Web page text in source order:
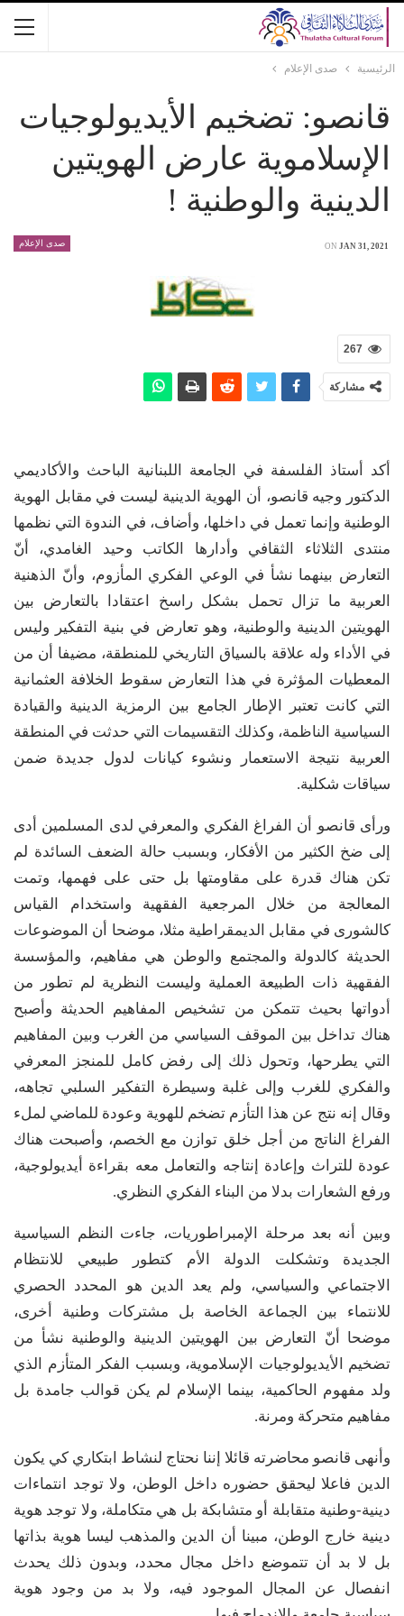
الرئيسية صدى الإعلام
قانصو: تضخيم الأيديولوجيات
الإسلاموية عارض الهويتين
الدينية والوطنية !
صدى الإعلام ON JAN 31, 2021
267
مشاركة
أكد أستاذ الفلسفة في الجامعة اللبنانية الباحث والأكاديمي
الدكتور وجيه قانصو، أن الهوية الدينية ليست في مقابل الهوية
الوطنية وإنما تعمل في داخلها، وأضاف، في الندوة التي نظمها
منتدى الثلاثاء الثقافي وأدارها الكاتب وحيد الغامدي، أنّ
التعارض بينهما نشأ في الوعي الفكري المأزوم، وأنّ الذهنية
العربية ما تزال تحمل بشكل راسخ اعتقادا بالتعارض بين
الهويتين الدينية والوطنية، وهو تعارض في بنية التفكير وليس
في الأداء وله علاقة بالسياق التاريخي للمنطقة، مضيفا أن من
المعطيات المؤثرة في هذا التعارض سقوط الخلافة العثمانية
التي كانت تعتبر الإطار الجامع بين الرمزية الدينية والقيادة
السياسية الناظمة، وكذلك التقسيمات التي حدثت في المنطقة
العربية نتيجة الاستعمار ونشوء كيانات لدول جديدة ضمن
سياقات شكلية.
ورأى قانصو أن الفراغ الفكري والمعرفي لدى المسلمين أدى
إلى ضخ الكثير من الأفكار، وبسبب حالة الضعف السائدة لم
تكن هناك قدرة على مقاومتها بل حتى على فهمها، وتمت
المعالجة من خلال المرجعية الفقهية واستخدام القياس
كالشورى في مقابل الديمقراطية مثلا، موضحا أن الموضوعات
الحديثة كالدولة والمجتمع والوطن هي مفاهيم، والمؤسسة
الفقهية ذات الطبيعة العملية وليست النظرية لم تطور من
أدواتها بحيث تتمكن من تشخيص المفاهيم الحديثة وأصبح
هناك تداخل بين الموقف السياسي من الغرب وبين المفاهيم
التي يطرحها، وتحول ذلك إلى رفض كامل للمنجز المعرفي
والفكري للغرب وإلى غلبة وسيطرة التفكير السلبي تجاهه،
وقال إنه نتج عن هذا التأزم تضخم للهوية وعودة للماضي لملء
الفراغ الناتج من أجل خلق توازن مع الخصم، وأصبحت هناك
عودة للتراث وإعادة إنتاجه والتعامل معه بقراءة أيديولوجية،
ورفع الشعارات بدلا من البناء الفكري النظري.
وبين أنه بعد مرحلة الإمبراطوريات، جاءت النظم السياسية
الجديدة وتشكلت الدولة الأم كتطور طبيعي للانتظام
الاجتماعي والسياسي، ولم يعد الدين هو المحدد الحصري
للانتماء بين الجماعة الخاصة بل مشتركات وطنية أخرى،
موضحا أنّ التعارض بين الهويتين الدينية والوطنية نشأ من
تضخيم الأيديولوجيات الإسلاموية، وبسبب الفكر المتأزم الذي
ولد مفهوم الحاكمية، بينما الإسلام لم يكن قوالب جامدة بل
مفاهيم متحركة ومرنة.
وأنهى قانصو محاضرته قائلا إننا نحتاج لنشاط ابتكاري كي يكون
الدين فاعلا ليحقق حضوره داخل الوطن، ولا توجد انتماءات
دينية-وطنية متقابلة أو متشابكة بل هي متكاملة، ولا توجد هوية
دينية خارج الوطن، مبينا أن الدين والمذهب ليسا هوية بذاتها
بل لا بد أن تتموضع داخل مجال محدد، وبدون ذلك يحدث
انفصال عن المجال الموجود فيه، ولا بد من وجود هوية